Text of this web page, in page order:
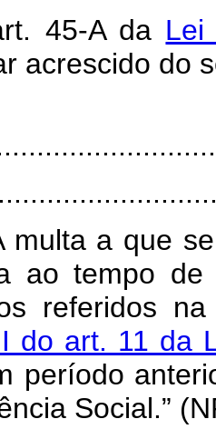
45-A da
acrescido do
multa a que
ao tempo de
referidos
do art. 11 da
período
Social.”